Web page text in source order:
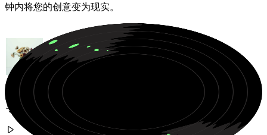
钟内将您的创意变为现实。
专为大型音乐节打造的高能量渐进浩室音乐